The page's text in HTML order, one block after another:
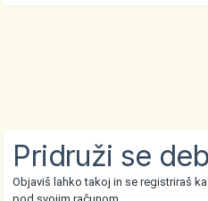
Pridruži se
Objaviš lahko takoj in se registriraš